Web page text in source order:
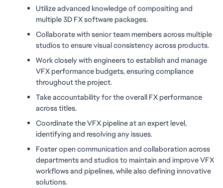
Utilize advanced knowledge of compositing and
multiple 3D FX software packages.
Collaborate with senior team members across multiple
studios to ensure visual consistency across products.
Work closely with engineers to establish and manage
VFX performance budgets, ensuring compliance
throughout the project.
Take accountability for the overall FX performance
across titles.
Coordinate the VFX pipeline at an expert level,
identifying and resolving any issues.
Foster open communication and collaboration across
departments and studios to maintain and improve VFX
workflows and pipelines, while also defining innovative
solutions.